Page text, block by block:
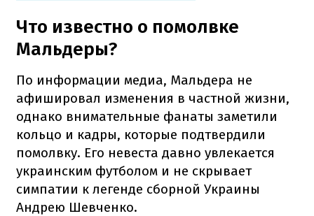
Что известно о помолвке
Мальдеры?
По информации медиа, Мальдера не
афишировал изменения в частной жизни,
однако внимательные фанаты заметили
кольцо и кадры, которые подтвердили
помолвку. Его невеста давно увлекается
украинским футболом и не скрывает
симпатии к легенде сборной Украины
Андрею Шевченко.